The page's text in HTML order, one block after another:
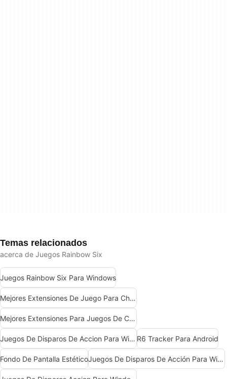
Temas relacionados
acerca de Juegos Rainbow Six
Juegos Rainbow Six Para Windows
Mejores Extensiones De Juego Para Chrome
Mejores Extensiones Para Juegos De Chrome
Juegos De Disparos De Accion Para Windows R6 Tracker Para Android
Fondo De Pantalla Estético Juegos De Disparos De Acción Para Windows 11